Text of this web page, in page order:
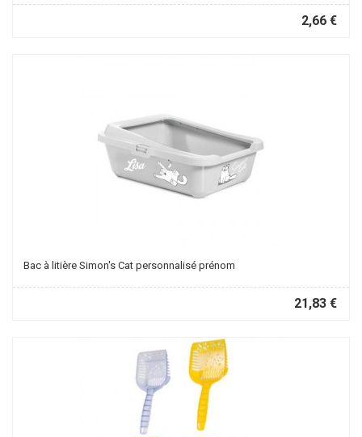
2,66 €
Bac à litière Simon's Cat personnalisé prénom
21,83 €